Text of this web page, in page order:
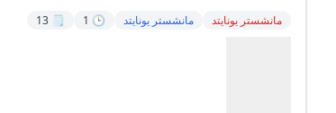
مانشستر يونايتد مانشستر يونايتد 🕒 1
🗒️ 13